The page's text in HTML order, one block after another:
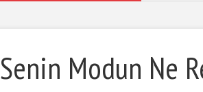
Senin Modun Ne